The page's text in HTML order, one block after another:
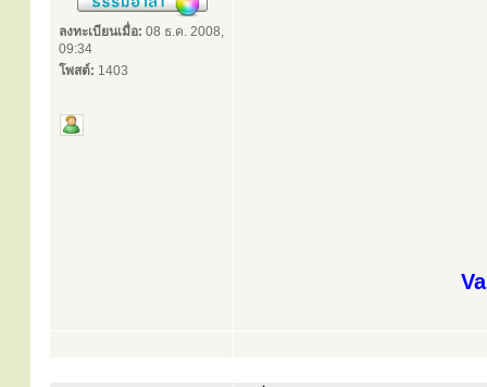
ลงทะเบียนเมื่อ: 08 ธ.ค. 2008,
09:34
โพสต์: 1403